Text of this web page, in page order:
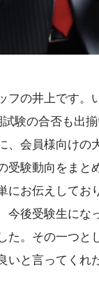
フの井上です。
験の合否も出
、会員様向け
受験動向をまと
にお伝えしてお
今後受験生にな
た。その一つ
いと言ってくれ